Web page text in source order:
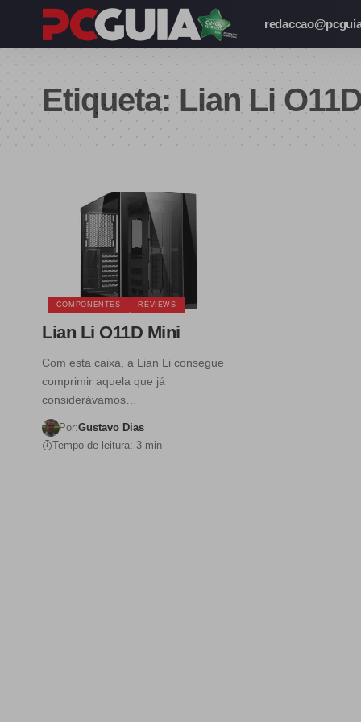
Etiqueta: Lian Li
COMPONENTES REVIEWS
Lian Li O11D Mini
Com esta caixa, a Lian Li consegue
comprimir aquela que já
considerávamos…
Por:Gustavo Dias
Tempo de leitura: 3 min